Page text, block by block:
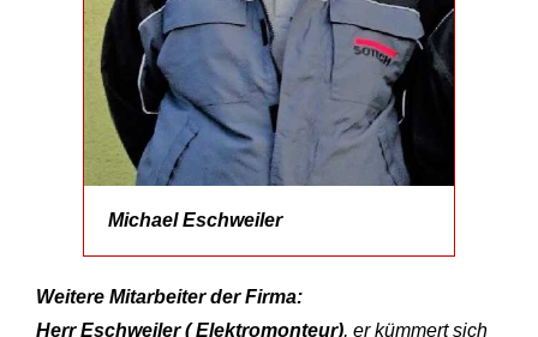
Michael Eschweiler
Weitere Mitarbeiter der Firma:
Herr Eschweiler ( Elektromonteur), er kümmert sich